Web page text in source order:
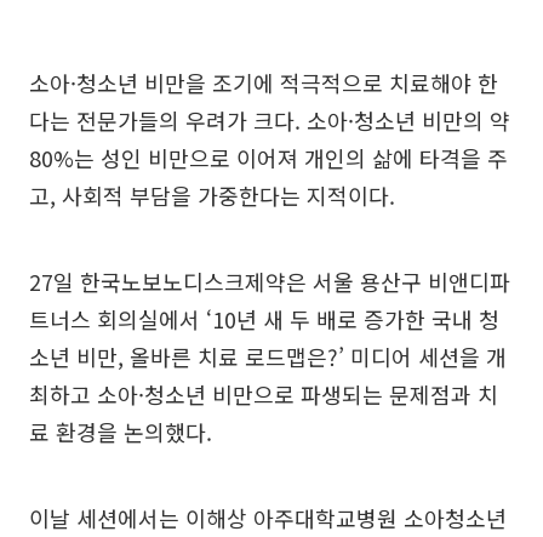
소아·청소년 비만을 조기에 적극적으로 치료해야 한
다는 전문가들의 우려가 크다. 소아·청소년 비만의 약
80%는 성인 비만으로 이어져 개인의 삶에 타격을 주
고, 사회적 부담을 가중한다는 지적이다.
27일 한국노보노디스크제약은 서울 용산구 비앤디파
트너스 회의실에서 ‘10년 새 두 배로 증가한 국내 청
소년 비만, 올바른 치료 로드맵은?’ 미디어 세션을 개
최하고 소아·청소년 비만으로 파생되는 문제점과 치
료 환경을 논의했다.
이날 세션에서는 이해상 아주대학교병원 소아청소년